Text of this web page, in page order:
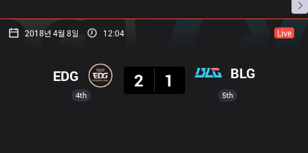
프로빌
2018년 4월 8일 12:04 Live
4th
EDG
2
1 BLG
5th